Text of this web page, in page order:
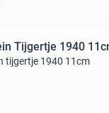
Tijgertje 1940
tijgertje 1940 11cm